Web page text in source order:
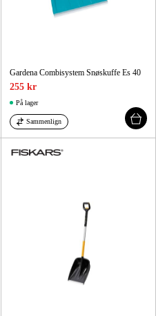
Gardena Combisystem Snøskuffe Es 40
255 kr
På lager
Sammenlign